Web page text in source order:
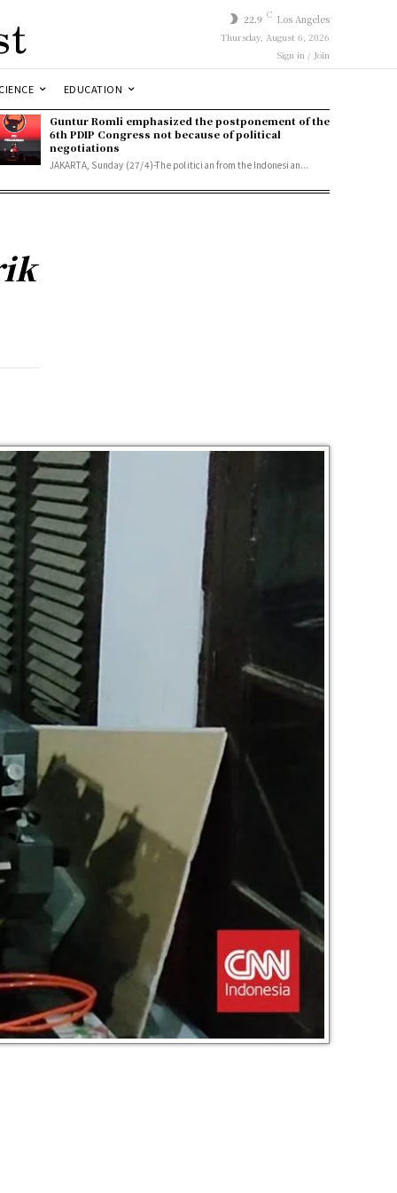
22.9 C Los Angeles
Thursday, August 6, 2026
Sign in / Join
EDUCATION
Guntur Romli emphasized the postponement of the
6th PDIP Congress not because of political
negotiations
JAKARTA, Sunday (27/4)-The politician from the Indonesian...